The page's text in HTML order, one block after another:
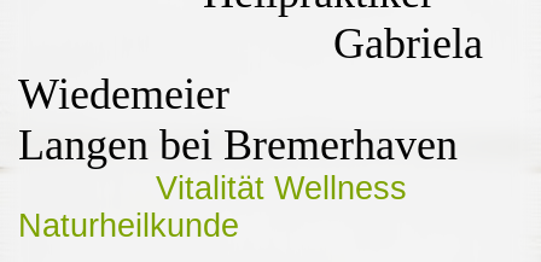
Gabriela
Wiedemeier
Langen bei Bremerhaven
Vitalität Wellness
Naturheilkunde